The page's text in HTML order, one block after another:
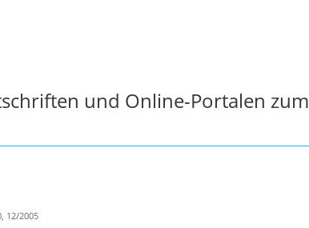
und Online-Portalen zum
12/2005